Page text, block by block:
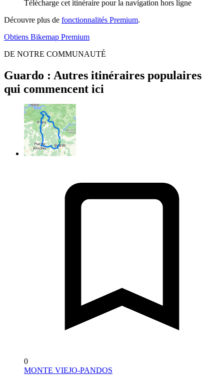
Télécharge cet itinéraire pour la navigation hors ligne
Découvre plus de fonctionnalités Premium.
Obtiens Bikemap Premium
DE NOTRE COMMUNAUTÉ
Guardo : Autres itinéraires populaires
qui commencent ici
0
MONTE VIEJO-PANDOS